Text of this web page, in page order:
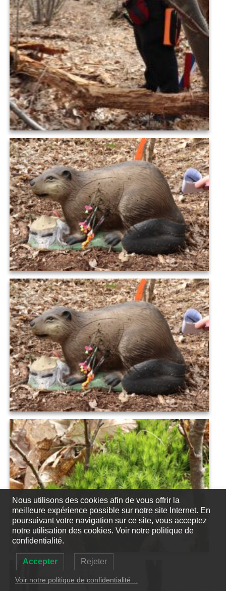
Nous utilisons des cookies afin de vous offrir la
meilleure expérience possible sur notre site Internet. En
poursuivant votre navigation sur ce site, vous acceptez
notre utilisation des cookies. Voir notre politique de
confidentialité.
Accepter Rejeter
Voir notre politique de confidentialité…